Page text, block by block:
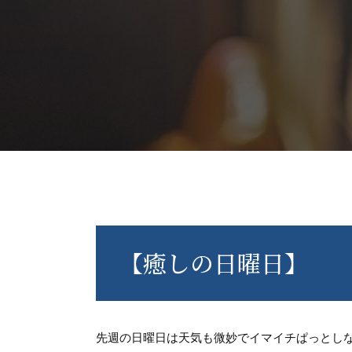
【癒しの日曜日】
先週の日曜日は天気も微妙でイマイチぱっとし